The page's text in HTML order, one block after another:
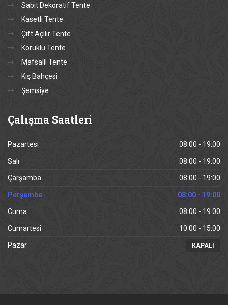
Sabit Dekoratif Tente
Kasetli Tente
Çift Açılır Tente
Körüklü Tente
Mafsallı Tente
Kış Bahçesi
Şemsiye
Çalışma Saatleri
Pazartesi 08:00 - 19:00
Salı 08:00 - 19:00
Çarşamba 08:00 - 19:00
Perşembe 08:00 - 19:00
Cuma 08:00 - 19:00
Cumartesi 10:00 - 15:00
Pazar KAPALI